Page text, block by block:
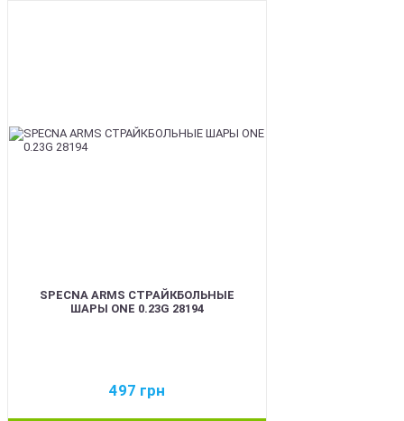
SPECNA ARMS СТРАЙКБОЛЬНЫЕ
ШАРЫ ONE 0.23G 28194
497 грн